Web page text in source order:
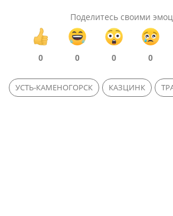
Поделитесь своими
0 0 0 0
УСТЬ-КАМЕНОГОРСК КАЗЦИНК